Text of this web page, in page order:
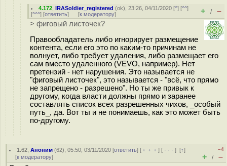
4.172 ,IRASoldier_registered (ok), 23:26, 04/11/2020 [^] [^^]
[^^^] [ответить] [к модератору] + / –
> фиговый листочек?
Правообладатель либо игнорирует размещение
контента, если его это по каким-то причинам не
волнует, либо требует удаления, либо размещает его
сам вместо удаленного (VEVO, например). Нет
претензий - нет нарушения. Это называется не
"фиговый листочек", это называется - "всё, что прямо
не запрещено - разрешено". Но ты же привык к
другому, когда власти должны прямо и заранее
составлять список всех разрешенных чихов, _особый
путь_, да. Вот ты и не понимаешь, как это может быть
по-другому.
1.62 ,Аноним (62), 05:50, 03/11/2020 [ответить] [ ﹢﹢﹢] [ · · ·][↑]
[к модератору]
–4
+ / –